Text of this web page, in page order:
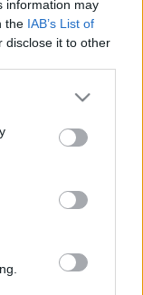
information may
the IAB’s List of
disclose it to other
or more Google
You may click to
party tags to
in below Google